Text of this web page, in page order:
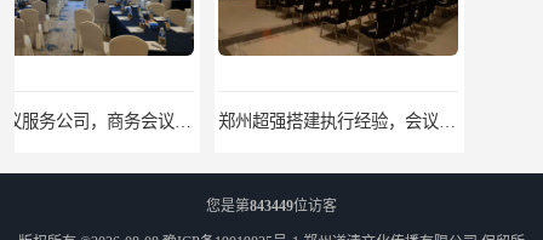
郑州超强搭建执行经验，会议庆典-活动策划-会场布置-年会搭建
您是第843449位访客